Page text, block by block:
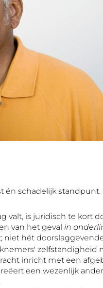
én schadelijk
valt, is juridisch te kort
van het geval in
niet hét
zelfstandigheid
inricht met een
een wezenlijk